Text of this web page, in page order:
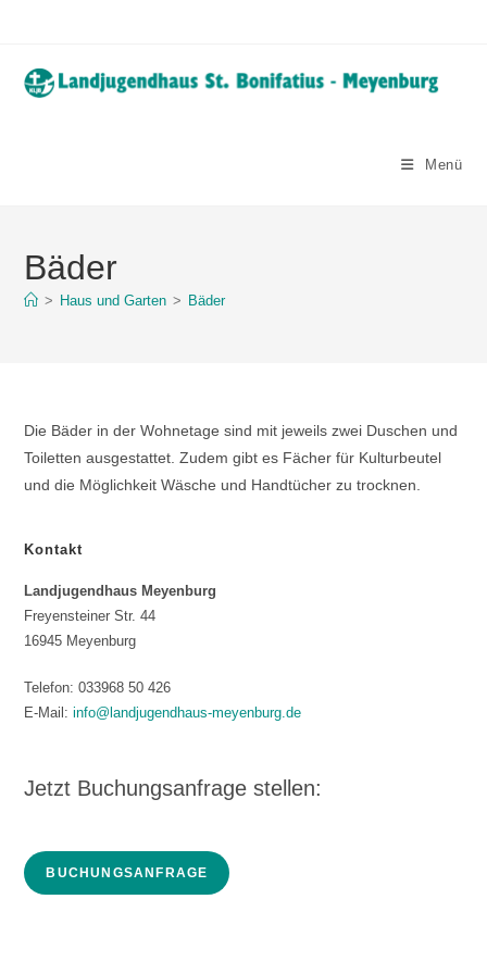
springen
Menü
Bäder
> Haus und Garten > Bäder
Die Bäder in der Wohnetage sind mit jeweils zwei Duschen und
Toiletten ausgestattet. Zudem gibt es Fächer für Kulturbeutel
und die Möglichkeit Wäsche und Handtücher zu trocknen.
Kontakt
Landjugendhaus Meyenburg
Freyensteiner Str. 44
16945 Meyenburg
Telefon: 033968 50 426
E-Mail:info@landjugendhaus-meyenburg.de
Jetzt Buchungsanfrage stellen:
BUCHUNGSANFRAGE